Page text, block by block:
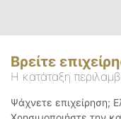
Βρείτε
Η κατάταξη
Ψάχνετε επιχείρηση;